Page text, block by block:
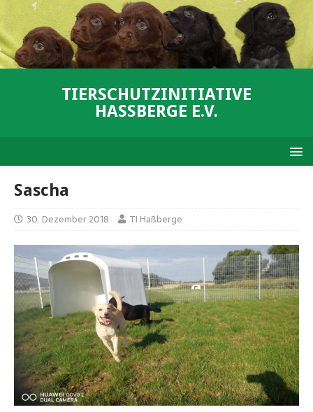
TIERSCHUTZINITIATIVE
HASSBERGE E.V.
Sascha
30. Dezember 2018 TI Haßberge